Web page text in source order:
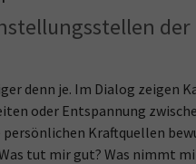
der
denn je. Im Dialog zeigen
oder Entspannung
Kraftquellen
tut mir gut? Was nimmt